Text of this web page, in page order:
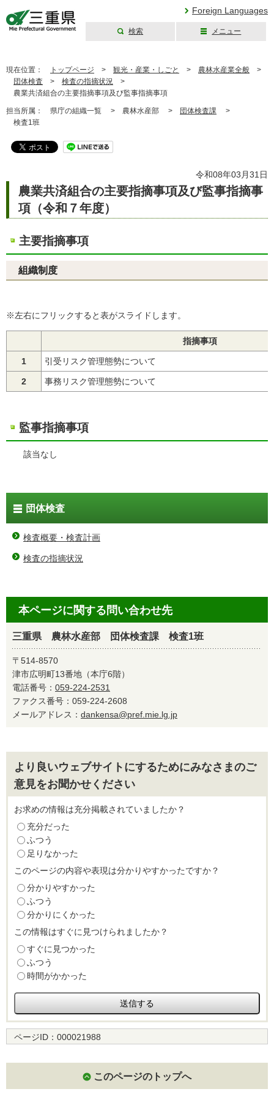
Foreign Languages
検索 メニュー
現在位置： トップページ > 観光・産業・しごと > 農林水産業全般 >
団体検査 > 検査の指摘状況 >
農業共済組合の主要指摘事項及び監事指摘事項
担当所属： 県庁の組織一覧 > 農林水産部 > 団体検査課 >
検査1班
令和08年03月31日
農業共済組合の主要指摘事項及び監事指摘事
項（令和７年度）
主要指摘事項
組織制度
※左右にフリックすると表がスライドします。
指摘事項
1 引受リスク管理態勢について
2 事務リスク管理態勢について
監事指摘事項
該当なし
団体検査
検査概要・検査計画
検査の指摘状況
本ページに関する問い合わせ先
三重県 農林水産部 団体検査課 検査1班
〒514-8570
津市広明町13番地（本庁6階）
電話番号： 059-224-2531
ファクス番号：059-224-2608
メールアドレス： dankensa@pref.mie.lg.jp
より良いウェブサイトにするためにみなさまのご
意見をお聞かせください
お求めの情報は充分掲載されていましたか？
充分だった
ふつう
足りなかった
このページの内容や表現は分かりやすかったですか？
分かりやすかった
ふつう
分かりにくかった
この情報はすぐに見つけられましたか？
すぐに見つかった
ふつう
時間がかかった
ページID： 000021988
このページのトップへ